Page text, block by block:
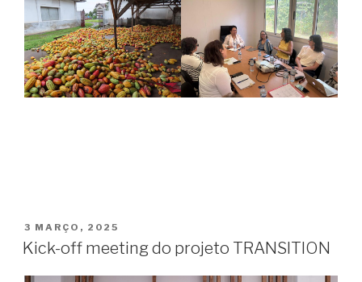
PUBLICADO
EM
3 MARÇO, 2025
Kick-off meeting do projeto TRANSITION